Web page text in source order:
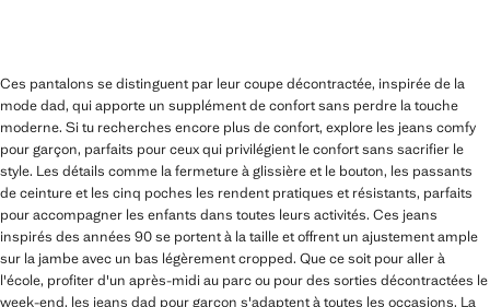
Ces pantalons se distinguent par leur coupe décontractée, inspirée de la
mode dad, qui apporte un supplément de confort sans perdre la touche
moderne. Si tu recherches encore plus de confort, explore les jeans comfy
pour garçon, parfaits pour ceux qui privilégient le confort sans sacrifier le
style. Les détails comme la fermeture à glissière et le bouton, les passants
de ceinture et les cinq poches les rendent pratiques et résistants, parfaits
pour accompagner les enfants dans toutes leurs activités. Ces jeans
inspirés des années 90 se portent à la taille et offrent un ajustement ample
sur la jambe avec un bas légèrement cropped. Que ce soit pour aller à
l'école, profiter d'un après-midi au parc ou pour des sorties décontractées le
week-end, les jeans dad pour garçon s'adaptent à toutes les occasions. La